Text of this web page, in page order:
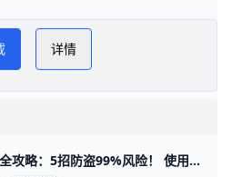
网PLAY NOW
字钱包
详情
欧艺APP账户安全全攻略：5招防盗99%风险！ 使用欧艺APP时，账户安全非常重要。欧艺APP（也叫OK交易所鸥易）是热门的加密货币交易平台，每天有数百万用户登录交易。根据官方数据，开启安全设置的用户，账户被盗风险可降低90%以上。 比如，如果你忘记设置双重验证，坏人可能用猜到的密码直接登录，但设置后他们就进不去了。​